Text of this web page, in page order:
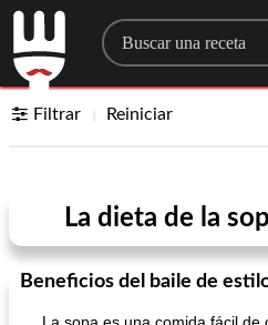
Search for a
Filtrar Reiniciar
La dieta de la
Beneficios del baile de